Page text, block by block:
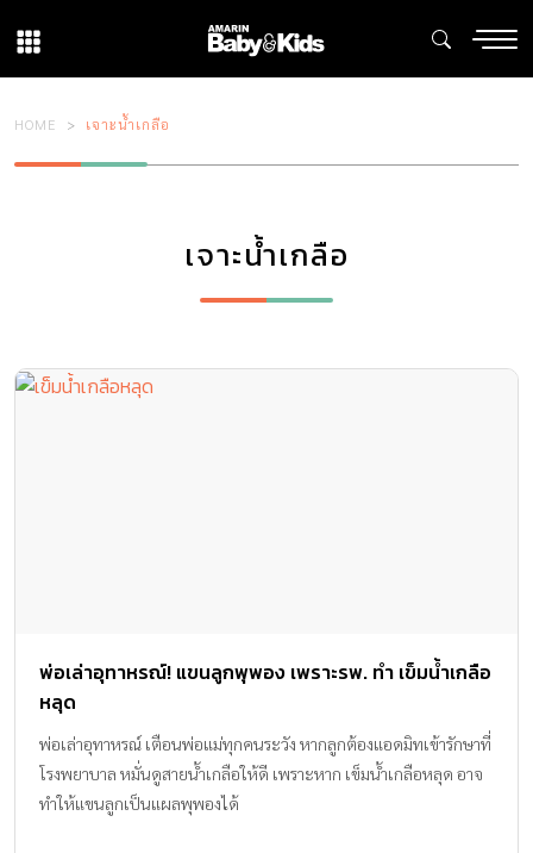
HOME เจาะน้ำเกลือ
เจาะน้ำเกลือ
พ่อเล่าอุทาหรณ์! แขนลูกพุพอง เพราะรพ. ทำ เข็มน้ำเกลือ
หลุด
พ่อเล่าอุทาหรณ์ เตือนพ่อแม่ทุกคนระวัง หากลูกต้องแอดมิทเข้ารักษาที่
โรงพยาบาล หมั่นดูสายน้ำเกลือให้ดี เพราะหาก เข็มน้ำเกลือหลุด อาจ
ทำให้แขนลูกเป็นแผลพุพองได้